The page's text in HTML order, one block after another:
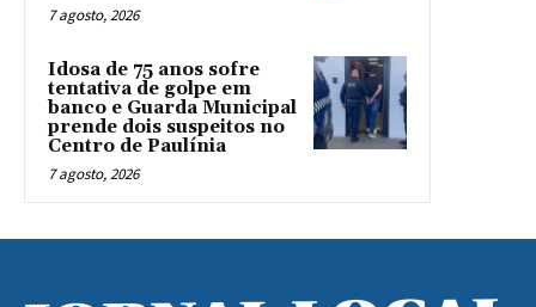
7 agosto, 2026
Idosa de 75 anos sofre
tentativa de golpe em
banco e Guarda Municipal
prende dois suspeitos no
Centro de Paulínia
7 agosto, 2026